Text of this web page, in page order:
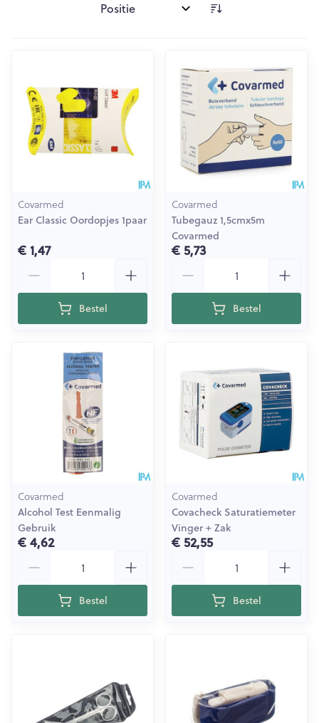
Sorteer op:
Covarmed
Ear Classic Oordopjes 1paar
€ 1,47
Bestel
Covarmed
Tubegauz 1,5cmx5m
Covarmed
€ 5,73
Bestel
Covarmed
Alcohol Test Eenmalig
Gebruik
€ 4,62
Bestel
Covarmed
Covacheck Saturatiemeter
Vinger + Zak
€ 52,55
Bestel